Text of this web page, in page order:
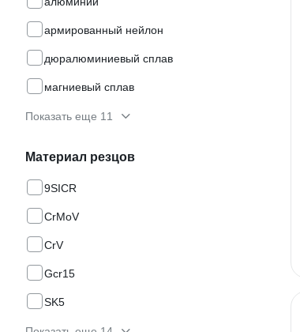
армированный нейлон
дюралюминиевый сплав
магниевый сплав
Показать еще 11
Материал резцов
9SICR
CrMoV
CrV
Gcr15
SK5